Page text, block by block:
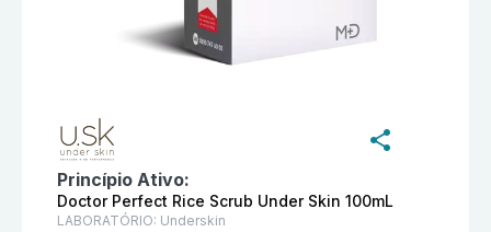
Princípio Ativo:
Doctor Perfect Rice Scrub Under Skin 100mL
LABORATÓRIO: Underskin